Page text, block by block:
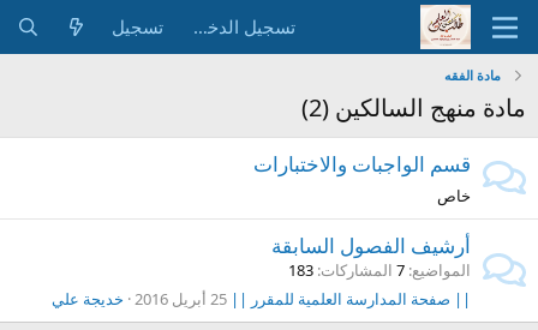
تسجيل الدخول تسجيل
مادة الفقه
مادة منهج السالكين (2)
قسم الواجبات والاختبارات
خاص
أرشيف الفصول السابقة
المواضيع 7 المشاركات 183
|| صفحة المدارسة العلمية للمقرر || 25 أبريل 2016 خديجة علي